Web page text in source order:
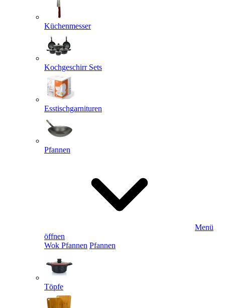
Küchenmesser
Kochgeschirr Sets
Esstischgarnituren
Pfannen
Menü
öffnen
Wok Pfannen Pfannen
Töpfe